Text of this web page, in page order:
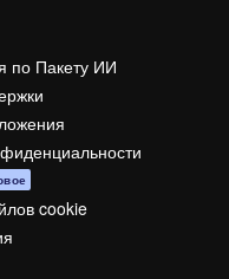
по Пакету ИИ
cookie